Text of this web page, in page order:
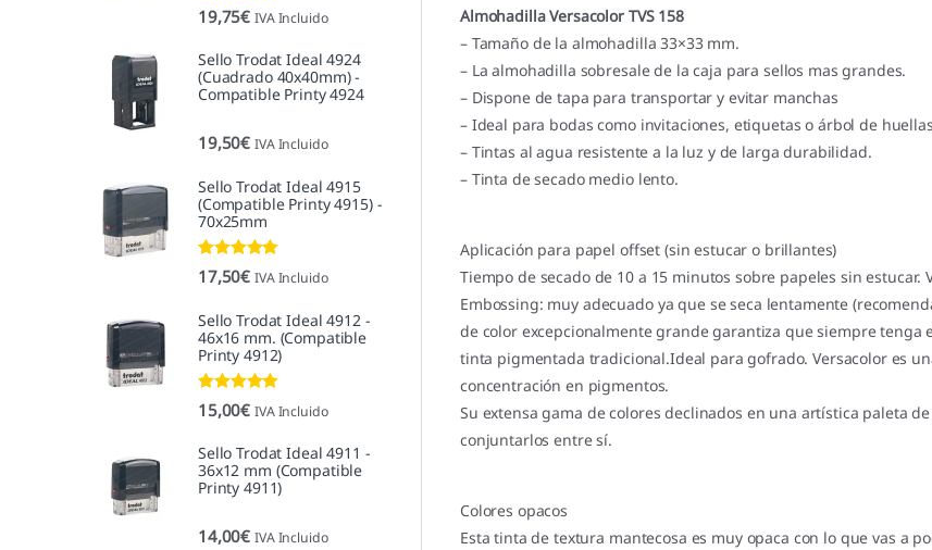
Almohadilla Versacolor TVS 158
– Tamaño de la almohadilla 33×33 mm.
– La almohadilla sobresale de la caja para sellos mas grandes.
– Dispone de tapa para transportar y evitar manchas
– Ideal para bodas como invitaciones, etiquetas o árbol de huellas
– Tintas al agua resistente a la luz y de larga durabilidad.
– Tinta de secado medio lento.
Aplicación para papel offset (sin estucar o brillantes)
Tiempo de secado de 10 a 15 minutos sobre papeles sin
Embossing: muy adecuado ya que se seca lentamente
de color excepcionalmente grande garantiza que siempre tenga
tinta pigmentada tradicional.Ideal para gofrado. Versacolor es
concentración en pigmentos.
Su extensa gama de colores declinados en una artística paleta
conjuntarlos entre sí.
Colores opacos
Esta tinta de textura mantecosa es muy opaca con lo que vas a
Valorado con
5.00de 5
19,75€ IVA Incluido
Sello Trodat Ideal 4924
(Cuadrado 40x40mm) -
Compatible Printy 4924
19,50€ IVA Incluido
Sello Trodat Ideal 4915
(Compatible Printy 4915) -
70x25mm
Valorado con
5.00de 5
17,50€ IVA Incluido
Sello Trodat Ideal 4912 -
46x16 mm. (Compatible
Printy 4912)
Valorado con
5.00de 5
15,00€ IVA Incluido
Sello Trodat Ideal 4911 -
36x12 mm (Compatible
Printy 4911)
14,00€ IVA Incluido